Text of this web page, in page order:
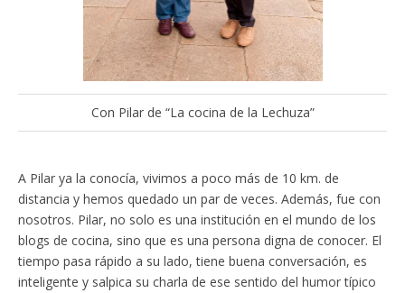
Con Pilar de “La cocina de la Lechuza”
A Pilar ya la conocía, vivimos a poco más de 10 km. de
distancia y hemos quedado un par de veces. Además, fue con
nosotros. Pilar, no solo es una institución en el mundo de los
blogs de cocina, sino que es una persona digna de conocer. El
tiempo pasa rápido a su lado, tiene buena conversación, es
inteligente y salpica su charla de ese sentido del humor típico